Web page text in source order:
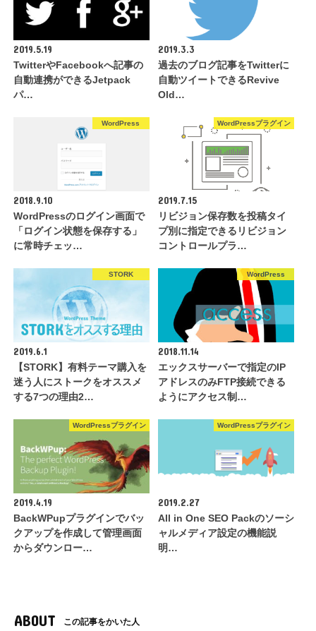
2019.5.19
TwitterやFacebookへ記事の
自動連携ができるJetpack
パ…
2019.3.3
過去のブログ記事をTwitterに
自動ツイートできるRevive
Old…
WordPress
2018.9.10
WordPressのログイン画面で
「ログイン状態を保存する」
に常時チェッ…
WordPressプラグイン
2019.7.15
リビジョン保存数を投稿タイ
プ別に指定できるリビジョン
コントロールプラ…
STORK
2019.6.1
【STORK】有料テーマ購入を
迷う人にストークをオススメ
する7つの理由2…
WordPress
2018.11.14
エックスサーバーで指定のIP
アドレスのみFTP接続できる
ようにアクセス制…
WordPressプラグイン
2019.4.19
BackWPupプラグインでバッ
クアップを作成して管理画面
からダウンロー…
WordPressプラグイン
2019.2.27
All in One SEO Packのソーシ
ャルメディア設定の機能説
明…
ABOUT この記事をかいた人